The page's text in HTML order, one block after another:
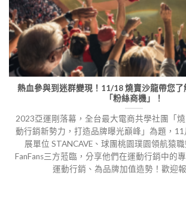
熱血參與到迷群變現！11/18 燒賣沙龍帶您了
「粉絲商機」！
2023亞運剛落幕，全台最大電商共學社團「
動行銷新勢力，打造品牌曝光巔峰」為題，
展單位 STANCAVE、球團桃園璞園領航猿
FanFans三方蒞臨，分享他們在運動行銷中的
運動行銷、為品牌加值造勢！歡迎